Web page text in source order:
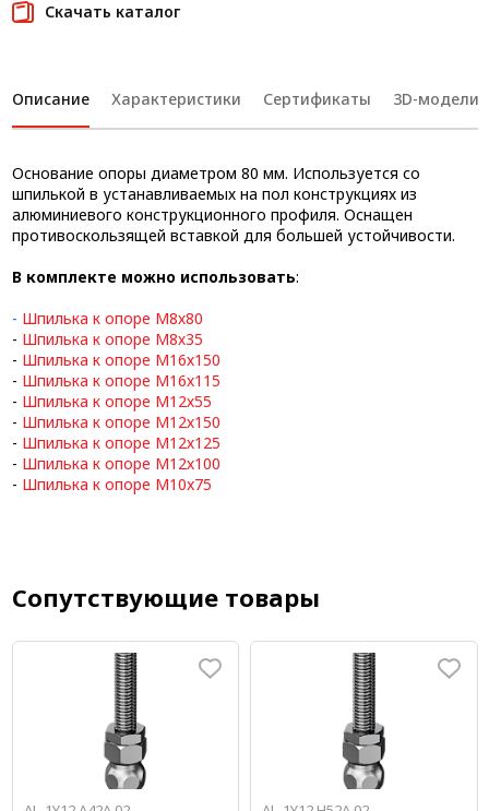
Скачать каталог
Описание Характеристики Сертификаты 3D-модели
Основание опоры диаметром 80 мм. Используется со
шпилькой в устанавливаемых на пол конструкциях из
алюминиевого конструкционного профиля. Оснащен
противоскользящей вставкой для большей устойчивости.
В комплекте можно использовать:
- Шпилька к опоре М8х80
- Шпилька к опоре М8х35
- Шпилька к опоре М16х150
- Шпилька к опоре М16х115
- Шпилька к опоре М12х55
- Шпилька к опоре М12х150
- Шпилька к опоре М12х125
- Шпилька к опоре М12х100
- Шпилька к опоре М10x75
Сопутствующие товары